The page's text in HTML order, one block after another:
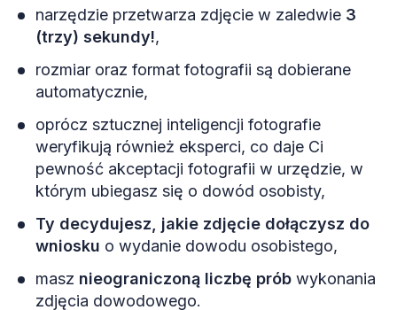
narzędzie przetwarza zdjęcie w zaledwie 3
(trzy) sekundy!,
rozmiar oraz format fotografii są dobierane
automatycznie,
oprócz sztucznej inteligencji fotografie
weryfikują również eksperci, co daje Ci
pewność akceptacji fotografii w urzędzie, w
którym ubiegasz się o dowód osobisty,
Ty decydujesz, jakie zdjęcie dołączysz do
wniosku o wydanie dowodu osobistego,
masz nieograniczoną liczbę prób wykonania
zdjęcia dowodowego.